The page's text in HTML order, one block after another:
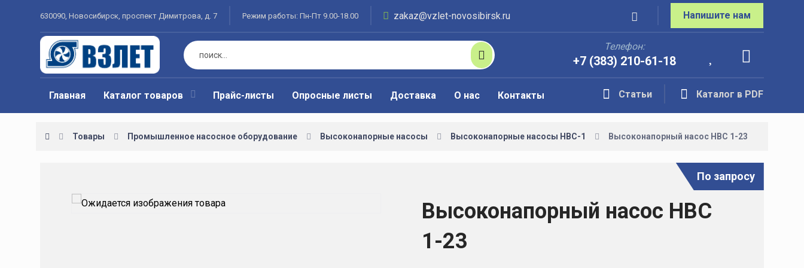
630090, Новосибирск, проспект Димитрова, д. 7 Режим работы: Пн-Пт 9.00-18.00 zakaz@vzlet-novosibirsk.ru Напишите нам
Телефон:
+7 (383) 210-61-18
Главная Каталог товаров Прайс-листы Опросные листы Доставка О нас Контакты Каталог в PDF
Статьи
Товары Промышленное насосное оборудование Высоконапорные насосы Высоконапорные насосы НВС-1 Высоконапорный насос НВС 1-23
Высоконапорный насос НВС
1-23
По запросу